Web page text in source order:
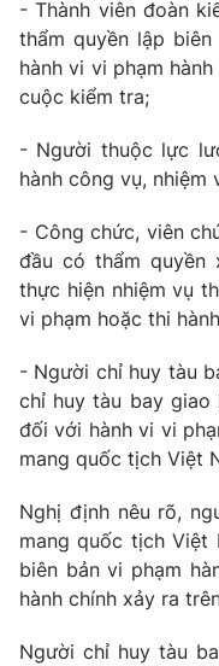
- Thành viên đoàn
thẩm quyền lập
hành vi vi phạm
cuộc kiểm tra;
- Người thuộc lực
hành công vụ, nhiệm
- Công chức, viên
đầu có thẩm quyền
thực hiện nhiệm vụ
vi phạm hoặc thi
- Người chỉ huy tàu
chỉ huy tàu bay giao
đối với hành vi vi
mang quốc tịch Việt
Nghị định nêu rõ,
mang quốc tịch Việt
biên bản vi phạm
hành chính xảy ra
Người chỉ huy tàu